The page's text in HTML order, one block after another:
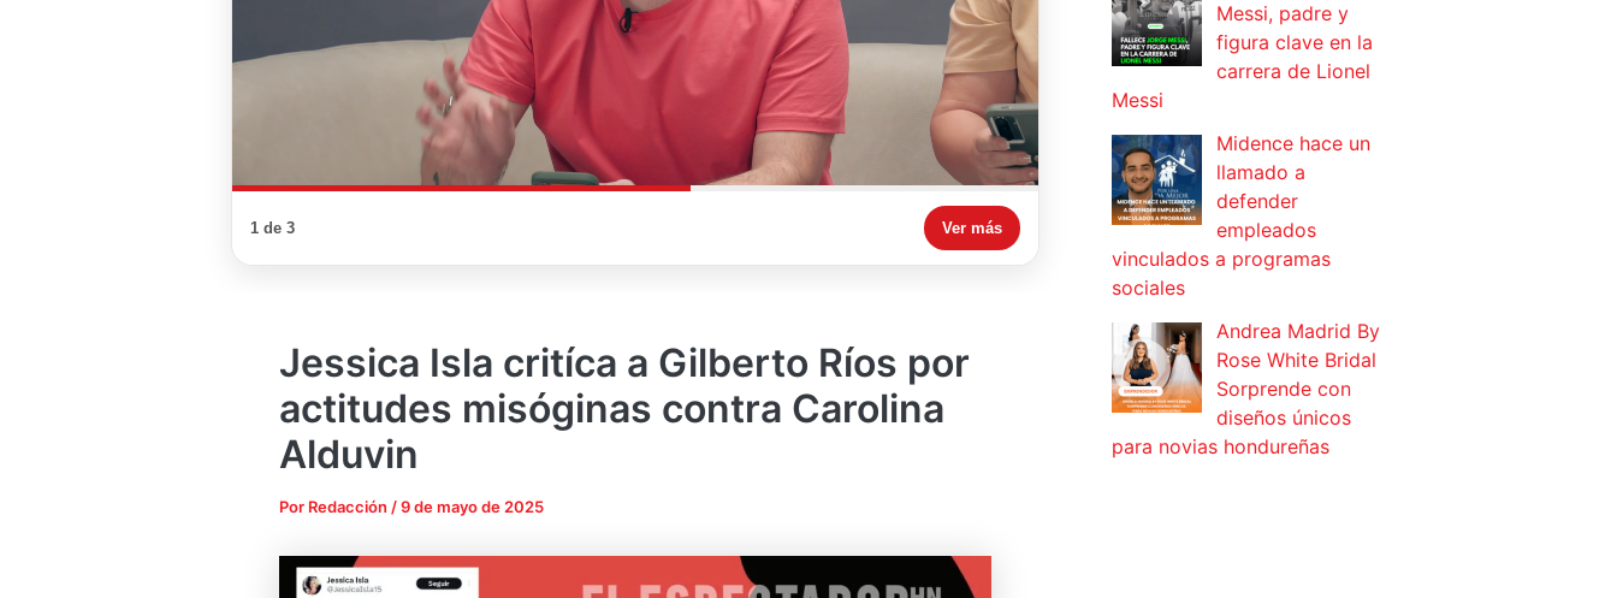
1 de 3 Ver más
Jessica Isla critíca a Gilberto Ríos por
actitudes misóginas contra Carolina
Alduvin
Por Redacción /9 de mayo de 2025
Messi, padre y
figura clave en la
carrera de Lionel
Messi
Midence hace un
llamado a
defender
empleados
vinculados a programas
sociales
Andrea Madrid By
Rose White Bridal
Sorprende con
diseños únicos
para novias hondureñas